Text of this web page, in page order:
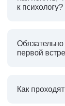
к психологу?
Обязательно
первой
Как